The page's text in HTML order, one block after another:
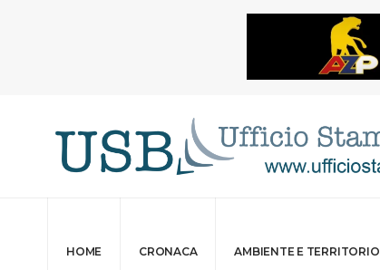
HOME CRONACA AMBIENTE E TERRITORIO